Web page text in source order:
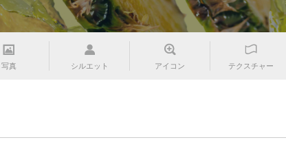
写真 シルエット アイコン テクスチャー